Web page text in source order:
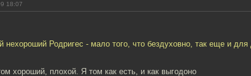
18:07
нехороший Родригес - мало того, что бездуховно, так еще и
хороший, плохой. Я том как есть, и как выгодоно